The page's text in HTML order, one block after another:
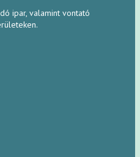
ipar, valamint vontató